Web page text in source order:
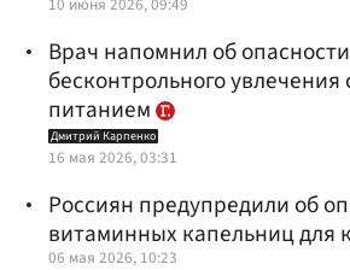
Врач напомнил об опасности
бесконтрольного
питанием
Дмитрий Карпенко
16 мая 2026, 03:31
Россиян предупредили об
витаминных капельниц для
06 мая 2026, 10:23